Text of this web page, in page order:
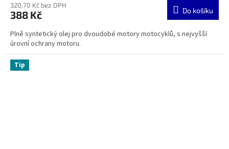
320,70 Kč bez DPH
388 Kč Do košíku
Plně syntetický olej pro dvoudobé motory motocyklů, s nejvyšší
úrovní ochrany motoru.
Tip